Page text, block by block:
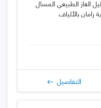
الغاز الطبيعي المسال
التفاصيل